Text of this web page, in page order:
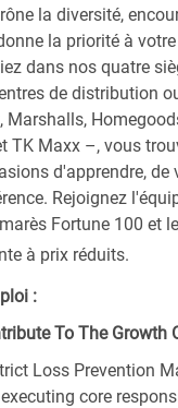
la diversité,
la priorité à
dans nos quatre
de distribution
TK Maxx –, vous
d'apprendre, de
Rejoignez
Fortune 100 et
à prix réduits.
:
To The Growth
Loss Prevention
core